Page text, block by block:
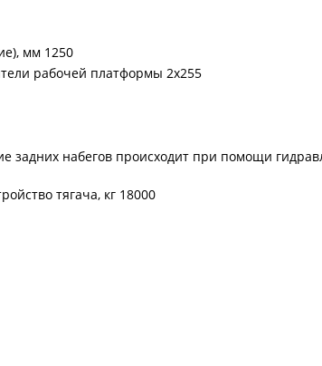
мм 1250
рабочей платформы 2х255
задних набегов происходит при помощи
тягача, кг 18000